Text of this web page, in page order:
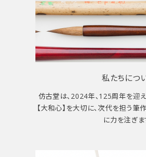
私たちにつ
仿古堂は、2024年、125周年を迎
【大和心】を大切に、次代を担う筆
に力を注ぎま